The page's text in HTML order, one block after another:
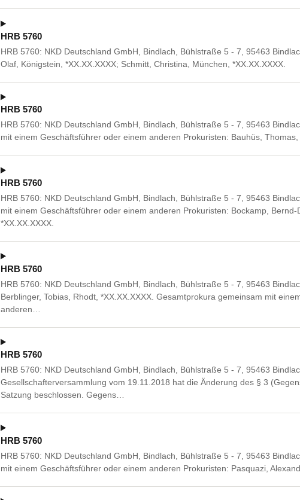
HRB 5760
HRB 5760: NKD Deutschland GmbH, Bindlach, Bühlstraße 5 - 7, 95463
Olaf, Königstein, *XX.XX.XXXX; Schmitt, Christina, München, *XX.XX.XXXX.
HRB 5760
HRB 5760: NKD Deutschland GmbH, Bindlach, Bühlstraße 5 - 7, 95463
mit einem Geschäftsführer oder einem anderen Prokuristen: Bauhüs, Thomas,
HRB 5760
HRB 5760: NKD Deutschland GmbH, Bindlach, Bühlstraße 5 - 7, 95463
mit einem Geschäftsführer oder einem anderen Prokuristen: Bockamp, Bernd-
*XX.XX.XXXX.
HRB 5760
HRB 5760: NKD Deutschland GmbH, Bindlach, Bühlstraße 5 - 7, 95463
Berblinger, Tobias, Rhodt, *XX.XX.XXXX. Gesamtprokura gemeinsam mit
anderen…
HRB 5760
HRB 5760: NKD Deutschland GmbH, Bindlach, Bühlstraße 5 - 7, 95463
Gesellschafterversammlung vom 19.11.2018 hat die Änderung des § 3
Satzung beschlossen. Gegens…
HRB 5760
HRB 5760: NKD Deutschland GmbH, Bindlach, Bühlstraße 5 - 7, 95463
mit einem Geschäftsführer oder einem anderen Prokuristen: Pasquazi,